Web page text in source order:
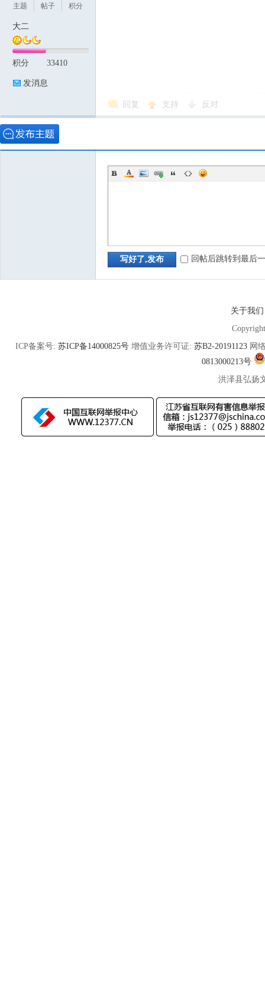
主题
帖子
积分
大二
积分 33410
发消息
回复 支持 反对
写好了,发布 回帖后跳转到最后
关于我们
ICP备案号: 苏ICP备14000825号 增值业务许可证: 苏B2-20191123 网
0813000213号
洪泽县弘扬